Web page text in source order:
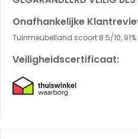
Onafhankelijke
Tuinmeubelland scoort 8.5/10,
Veiligheidscertificaat: